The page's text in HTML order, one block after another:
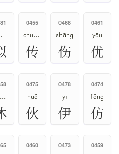
0455
chuán、zhuàn
传
0468
shāng
伤
0461
yōu
优
xiū、xǔ
0475
huǒ
伙
0478
yī
伊
0474
fǎng
仿
0460 0473 0459